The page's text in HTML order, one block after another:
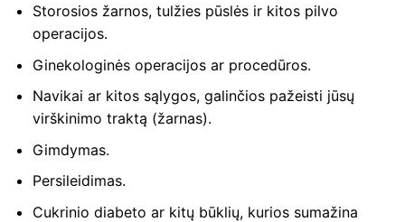
Storosios žarnos, tulžies pūslės ir kitos pilvo
operacijos.
Ginekologinės operacijos ar procedūros.
Navikai ar kitos sąlygos, galinčios pažeisti jūsų
virškinimo traktą (žarnas).
Gimdymas.
Persileidimas.
Cukrinio diabeto ar kitų būklių, kurios sumažina